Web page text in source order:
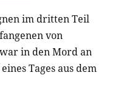
im dritten Teil
von
in den Mord an
Tages aus dem